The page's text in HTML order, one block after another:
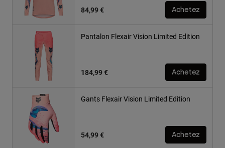
84,99 € Achetez
Pantalon Flexair Vision Limited Edition
184,99 € Achetez
Gants Flexair Vision Limited Edition
54,99 € Achetez